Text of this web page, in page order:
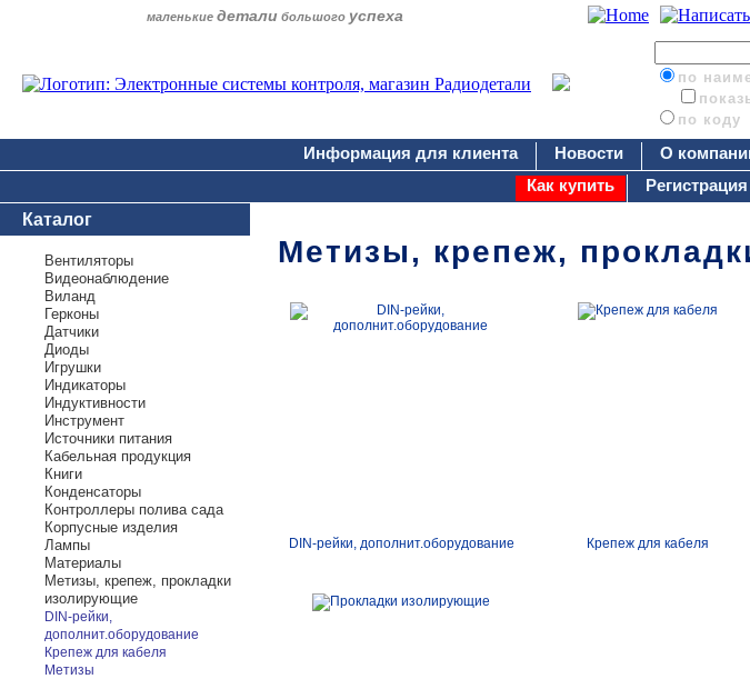
маленькие деталибольшого успеха
по
по коду
Информация для клиента Новости О
Как купить
Регистрация
Каталог
Вентиляторы
Видеонаблюдение
Виланд
Герконы
Датчики
Диоды
Игрушки
Индикаторы
Индуктивности
Инструмент
Источники питания
Кабельная продукция
Книги
Конденсаторы
Контроллеры полива сада
Корпусные изделия
Лампы
Материалы
Метизы, крепеж, прокладки
изолирующие
DIN-рейки,
дополнит.оборудование
Крепеж для кабеля
Метизы
Метизы, крепеж,
DIN-рейки, дополнит.оборудование Крепеж для кабеля